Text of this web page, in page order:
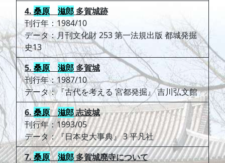
4. 桑原 滋郎 多賀城跡
刊行年：1984/10
データ：月刊文化財 253 第一法規出版 都城発掘
史13
5. 桑原 滋郎 多賀城
刊行年：1987/10
データ：『古代を考える 宮都発掘』 吉川弘文館
6. 桑原 滋郎志波城
刊行年：1993/05
データ：『日本史大事典』 3 平凡社
7.桑原 滋郎多賀城廃寺について